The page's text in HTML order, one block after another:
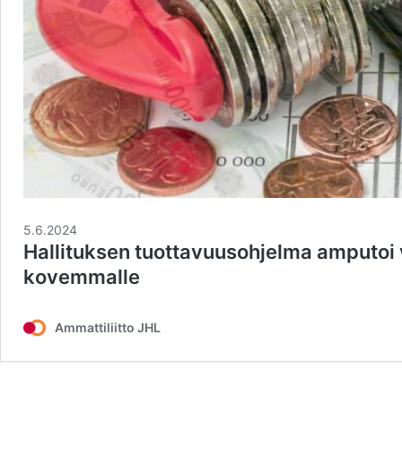
5.6.2024
Hallituksen tuottavuusohjelma
kovemmalle
Ammattiliitto JHL